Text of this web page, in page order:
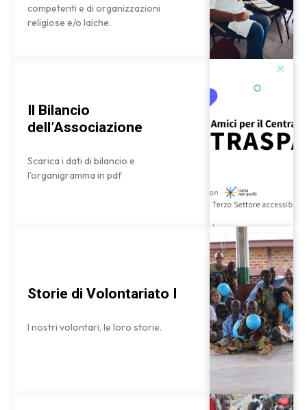
competenti e di organizzazioni
religiose e/o laiche.
Il Bilancio
dell’Associazione
Scarica i dati di bilancio e
l'organigramma in pdf
Storie di Volontariato I
I nostri volontari, le loro storie.